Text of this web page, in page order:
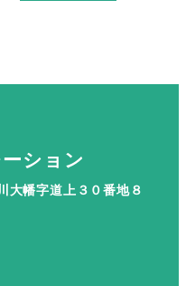
ション
大幡字道上３０番地８